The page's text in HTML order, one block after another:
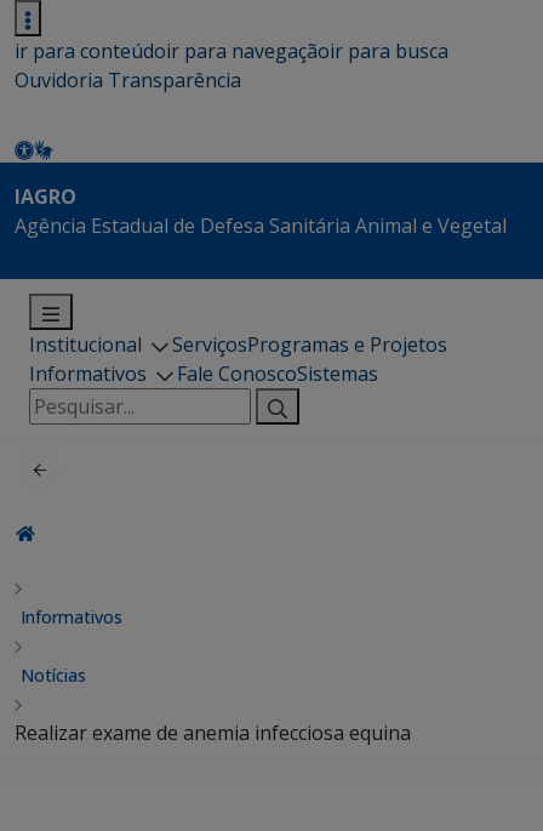
ir para conteúdoir para navegaçãoir para busca
Ouvidoria Transparência
IAGRO
Agência Estadual de Defesa Sanitária Animal e Vegetal
Institucional ServiçosProgramas e Projetos
Informativos
Fale ConoscoSistemas
Pesquisar
por:
Informativos
Notícias
Realizar exame de anemia infecciosa equina